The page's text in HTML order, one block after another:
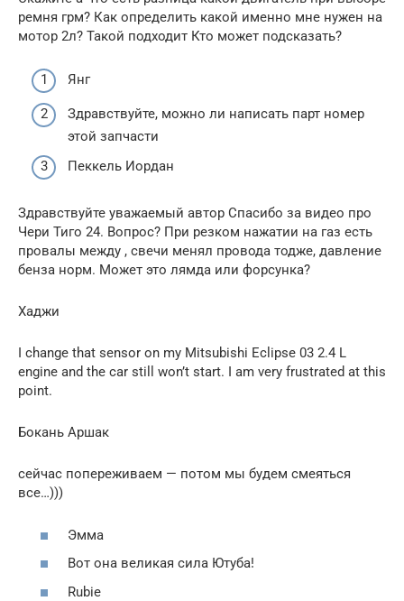
ремня грм? Как определить какой именно мне нужен на
мотор 2л? Такой подходит Кто может подсказать?
Янг
Здравствуйте, можно ли написать парт номер
этой запчасти
Пеккель Иордан
Здравствуйте уважаемый автор Спасибо за видео про
Чери Тиго 24. Вопрос? При резком нажатии на газ есть
провалы между , свечи менял провода тодже, давление
бенза норм. Может это лямда или форсунка?
Хаджи
I change that sensor on my Mitsubishi Eclipse 03 2.4 L
engine and the car still won’t start. I am very frustrated at this
point.
Бокань Аршак
сейчас попереживаем — потом мы будем смеяться
все…)))
Эмма
Вот она великая сила Ютуба!
Rubie